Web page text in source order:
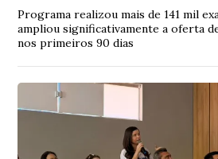
Programa realizou mais de 141 mil
ampliou significativamente a oferta
nos primeiros 90 dias